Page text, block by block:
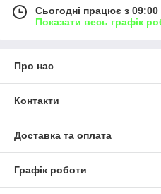
Сьогодні працює з
Показати весь графік
Про нас
Контакти
Доставка та оплата
Графік роботи